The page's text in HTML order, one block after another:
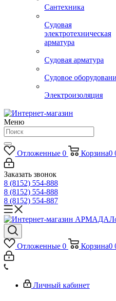
Сантехника
Судовая
электротехническая
арматура
Судовая арматура
Судовое
Электроизоляция
Меню
Отложенные 0 Корзина0
Заказать звонок
8 (8152) 554-888
8 (8152) 554-888
8 (8152) 554-887
Отложенные 0 Корзина0
Личный кабинет